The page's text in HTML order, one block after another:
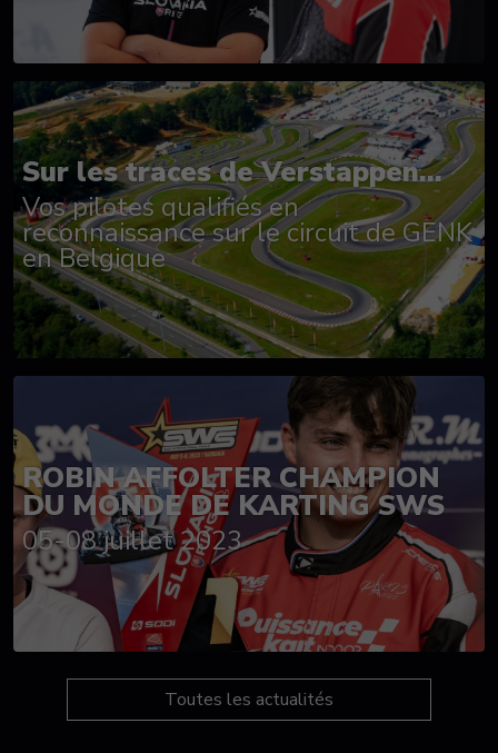
Sur les traces de Verstappen...
Vos pilotes qualifiés en
reconnaissance sur le circuit de GENK
en Belgique
ROBIN AFFOLTER CHAMPION
DU MONDE DE KARTING SWS
05-08 juillet 2023
Toutes les actualités